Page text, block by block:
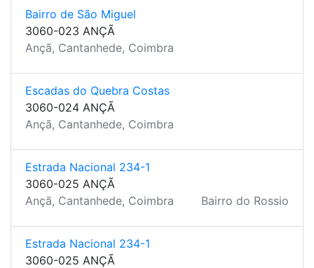
Bairro de São Miguel
3060-023 ANÇÃ
Ançã, Cantanhede, Coimbra
Escadas do Quebra Costas
3060-024 ANÇÃ
Ançã, Cantanhede, Coimbra
Estrada Nacional 234-1
3060-025 ANÇÃ
Ançã, Cantanhede, Coimbra
Bairro do Rossio
Estrada Nacional 234-1
3060-025 ANÇÃ